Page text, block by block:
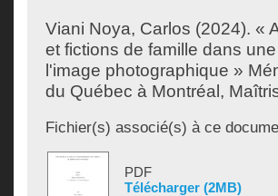
Viani Noya, Carlos (2024). «
et fictions de famille dans
l'image photographique »
du Québec à Montréal,
Fichier(s) associé(s) à ce
PDF
Télécharger (2MB)